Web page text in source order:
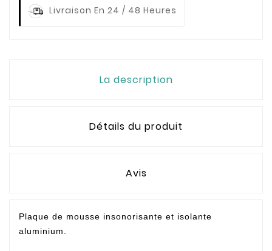
Livraison En 24 / 48 Heures
La description
Détails du produit
Avis
Plaque de mousse insonorisante et isolante
aluminium.